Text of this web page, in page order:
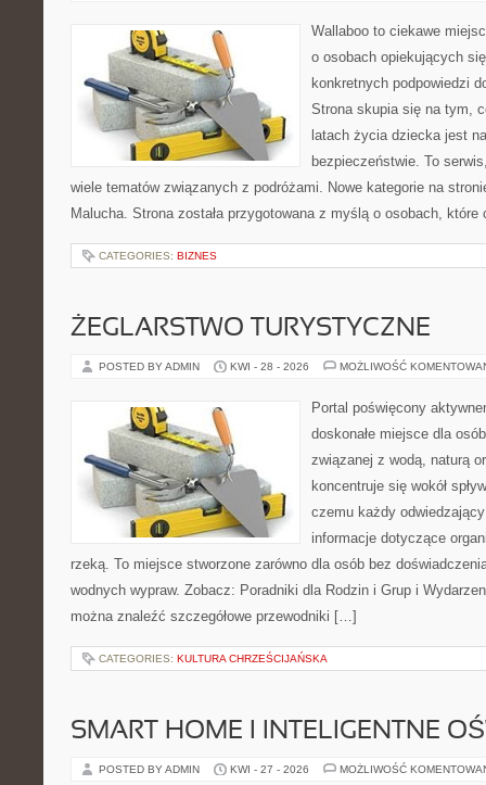
Wallaboo to ciekawe
o osobach opiekujących
konkretnych podpowiedzi
Strona skupia się na tym,
latach życia dziecka jest
bezpieczeństwie. To
wiele tematów związanych z podróżami. Nowe kategorie na
Malucha. Strona została przygotowana z myślą o osobach,
CATEGORIES: BIZNES
ŻEGLARSTWO TURYSTYCZNE
POSTED BY ADMIN KWI - 28 - 2026 MOŻLIWOŚĆ
Portal poświęcony
doskonałe miejsce dla
związanej z wodą, naturą
koncentruje się wokół
czemu każdy
informacje dotyczące
rzeką. To miejsce stworzone zarówno dla osób bez
wodnych wypraw. Zobacz: Poradniki dla Rodzin i Grup i
można znaleźć szczegółowe przewodniki […]
CATEGORIES: KULTURA CHRZEŚCIJAŃSKA
SMART HOME I INTELIGENTNE
POSTED BY ADMIN KWI - 27 - 2026 MOŻLIWOŚĆ